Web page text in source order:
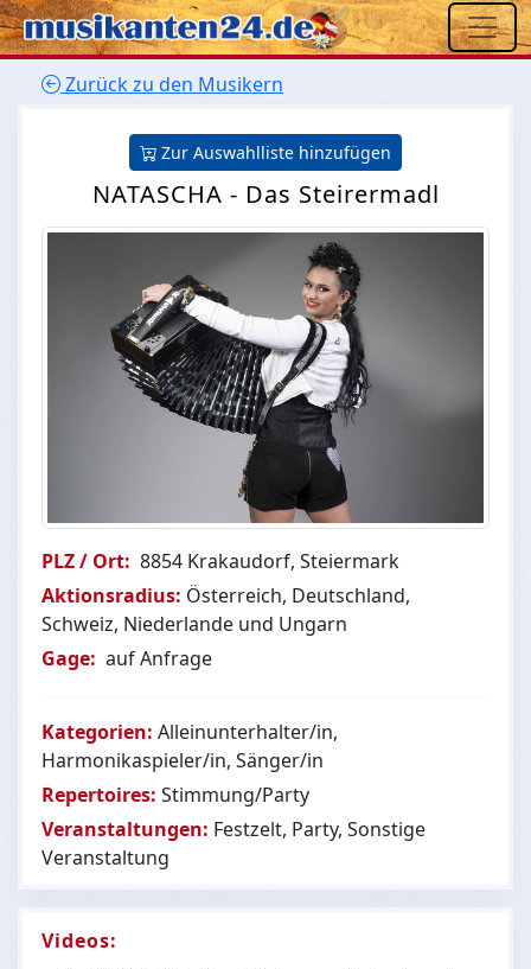
Zurück zu den Musikern
Zur Auswahlliste hinzufügen
NATASCHA - Das Steirermadl
PLZ / Ort: 8854 Krakaudorf, Steiermark
Aktionsradius: Österreich, Deutschland,
Schweiz, Niederlande und Ungarn
Gage: auf Anfrage
Kategorien: Alleinunterhalter/in,
Harmonikaspieler/in, Sänger/in
Repertoires: Stimmung/Party
Veranstaltungen: Festzelt, Party, Sonstige
Veranstaltung
Videos: